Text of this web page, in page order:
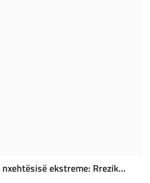
ekstreme: Rrezik...